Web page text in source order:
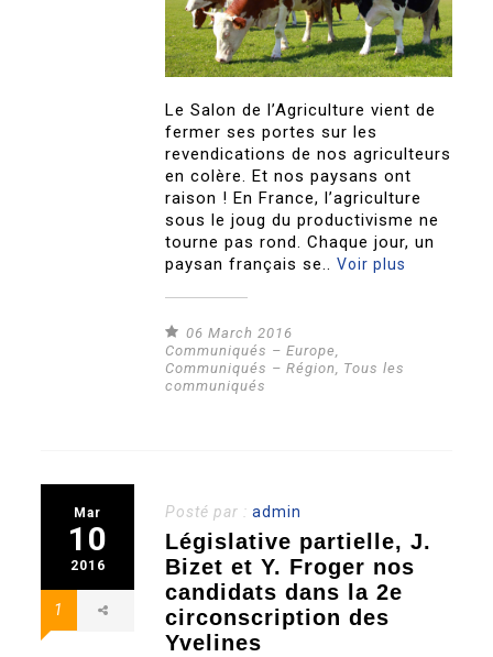
Le Salon de l’Agriculture vient de
fermer ses portes sur les
revendications de nos agriculteurs
en colère. Et nos paysans ont
raison ! En France, l’agriculture
sous le joug du productivisme ne
tourne pas rond. Chaque jour, un
paysan français se..Voir plus
06 March 2016
Communiqués – Europe,
Communiqués – Région, Tous les
communiqués
Mar
10
2016
1
Posté par :admin
Législative partielle, J.
Bizet et Y. Froger nos
candidats dans la 2e
circonscription des
Yvelines